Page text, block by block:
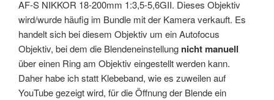
AF-S NIKKOR 18-200mm 1:3,5-5,6GII. Dieses Objektiv
wird/wurde häufig im Bundle mit der Kamera verkauft. Es
handelt sich bei diesem Objektiv um ein Autofocus
Objektiv, bei dem die Blendeneinstellung nicht manuell
über einen Ring am Objektiv eingestellt werden kann.
Daher habe ich statt Klebeband, wie es zuweilen auf
YouTube gezeigt wird, für die Öffnung der Blende ein